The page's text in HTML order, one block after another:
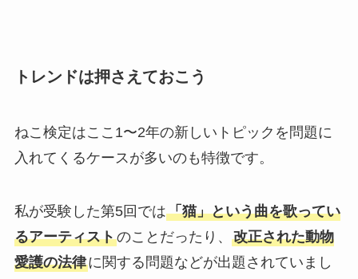
トレンドは押さえておこう
ねこ検定はここ1〜2年の新しいトピックを問題に
入れてくるケースが多いのも特徴です。
私が受験した第5回では「猫」という曲を歌ってい
るアーティストのことだったり、 改正された動物
愛護の法律に関する問題などが出題されていまし